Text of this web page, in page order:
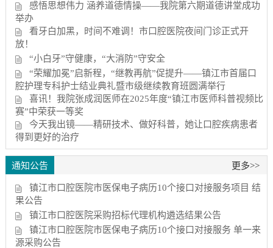
感悟思想伟力 涵养道德情操——我院第六期道德讲堂成功
举办
看牙白加黑，时间不难调！市口腔医院夜间门诊正式开
放！
“小白牙”守健康，“大消防”守安全
“荣耀加冕”启新程，“继教再航”促提升——镇江市首届口
腔护理专科护士结业典礼暨市级继续教育班圆满举行
喜讯！我院张成润医师在2025年度“镇江市医师科普视频比
赛”中荣获一等奖
今天我出镜——精研技术、做好科普，她让口腔疾病患者
得到更好的治疗
通知公告 更多>>
镇江市口腔医院市医保电子病历10个接口对接服务项目 结
果公告
镇江市口腔医院采购招标代理机构遴选结果公告
镇江市口腔医院市医保电子病历10个接口对接服务 单一来
源采购公告